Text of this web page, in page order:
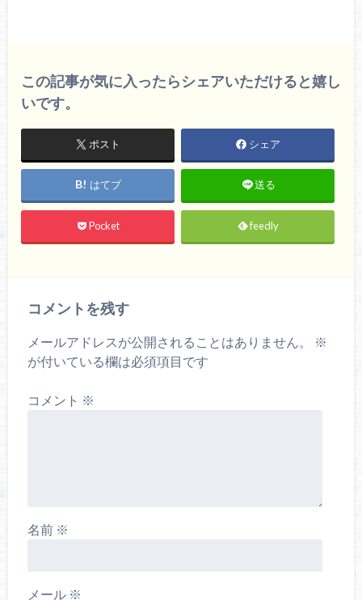
この記事が気に入ったらシェアいただけると嬉し
いです。
ポスト シェア
はてブ 送る
Pocket feedly
コメントを残す
メールアドレスが公開されることはありません。
※
が付いている欄は必須項目です
コメント ※
名前 ※
メール ※